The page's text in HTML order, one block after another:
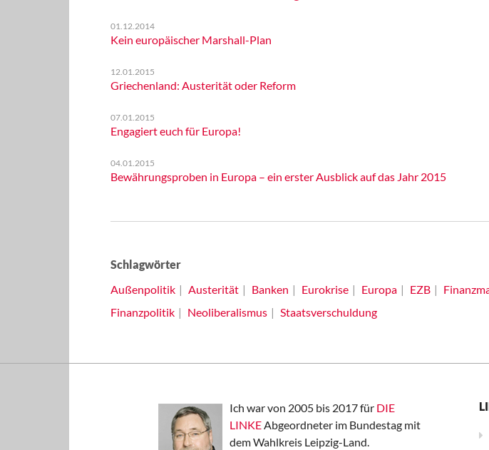
01.12.2014
Kein europäischer Marshall-Plan
12.01.2015
Griechenland: Austerität oder Reform
07.01.2015
Engagiert euch für Europa!
04.01.2015
Bewährungsproben in Europa – ein erster Ausblick auf das Jahr 2015
Schlagwörter
Außenpolitik
Austerität Banken Eurokrise Europa EZB
Finanzpolitik
Neoliberalismus Staatsverschuldung
Ich war von 2005 bis 2017 für DIE
LINKEAbgeordneter im Bundestag mit
dem Wahlkreis Leipzig-Land.